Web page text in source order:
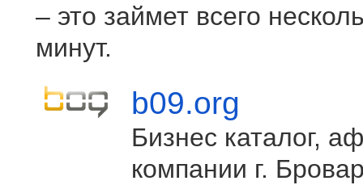
– это займет всего
минут.
b09.org
Бизнес каталог,
компании г.